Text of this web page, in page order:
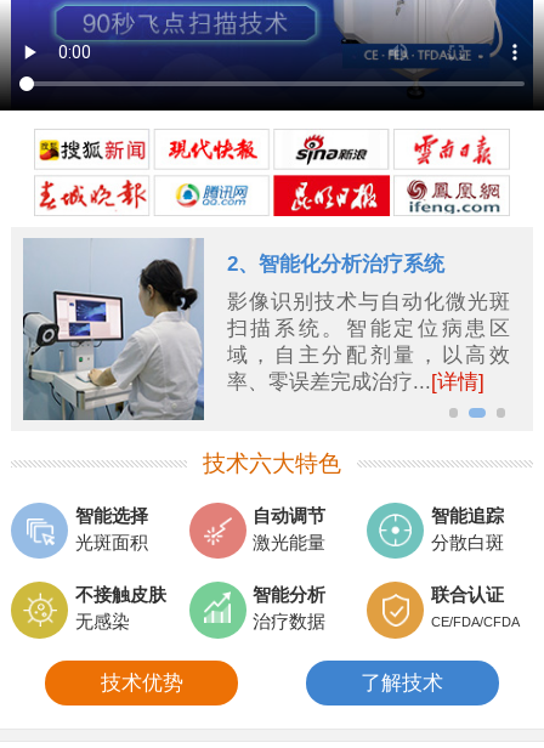
2、智能化分析治疗系统
影像识别技术与自动化微光斑
扫描系统。智能定位病患区
域，自主分配剂量，以高效
率、零误差完成治疗...[详情]
技术六大特色
智能选择
光斑面积
自动调节
激光能量
智能追踪
分散白斑
不接触皮肤
无感染
智能分析
治疗数据
联合认证
CE/FDA/CFDA
技术优势 了解技术